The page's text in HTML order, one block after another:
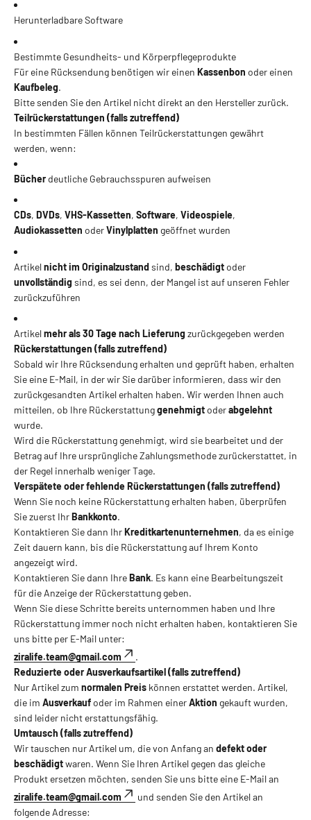
Herunterladbare Software
Bestimmte Gesundheits- und Körperpflegeprodukte
Für eine Rücksendung benötigen wir einen Kassenbon oder einen
Kaufbeleg.
Bitte senden Sie den Artikel nicht direkt an den Hersteller zurück.
Teilrückerstattungen (falls zutreffend)
In bestimmten Fällen können Teilrückerstattungen gewährt
werden, wenn:
Bücherdeutliche Gebrauchsspuren aufweisen
CDs, DVDs, VHS-Kassetten, Software, Videospiele,
Audiokassetten oderVinylplatten geöffnet wurden
Artikelnicht im Originalzustandsind, beschädigtoder
unvollständig sind, es sei denn, der Mangel ist auf unseren Fehler
zurückzuführen
Artikelmehr als 30 Tage nach Lieferung zurückgegeben werden
Rückerstattungen (falls zutreffend)
Sobald wir Ihre Rücksendung erhalten und geprüft haben, erhalten
Sie eine E-Mail, in der wir Sie darüber informieren, dass wir den
zurückgesandten Artikel erhalten haben. Wir werden Ihnen auch
mitteilen, ob Ihre Rückerstattunggenehmigtoderabgelehnt
wurde.
Wird die Rückerstattung genehmigt, wird sie bearbeitet und der
Betrag auf Ihre ursprüngliche Zahlungsmethode zurückerstattet, in
der Regel innerhalb weniger Tage.
Verspätete oder fehlende Rückerstattungen (falls zutreffend)
Wenn Sie noch keine Rückerstattung erhalten haben, überprüfen
Sie zuerst IhrBankkonto.
Kontaktieren Sie dann IhrKreditkartenunternehmen, da es einige
Zeit dauern kann, bis die Rückerstattung auf Ihrem Konto
angezeigt wird.
Kontaktieren Sie dann IhreBank. Es kann eine Bearbeitungszeit
für die Anzeige der Rückerstattung geben.
Wenn Sie diese Schritte bereits unternommen haben und Ihre
Rückerstattung immer noch nicht erhalten haben, kontaktieren Sie
uns bitte per E-Mail unter:
ziralife.team@gmail.com
.
Reduzierte oder Ausverkaufsartikel (falls zutreffend)
Nur Artikel zum normalen Preis können erstattet werden. Artikel,
die im Ausverkaufoder im Rahmen einerAktion gekauft wurden,
sind leider nicht erstattungsfähig.
Umtausch (falls zutreffend)
Wir tauschen nur Artikel um, die von Anfang an defekt oder
beschädigtwaren. Wenn Sie Ihren Artikel gegen das gleiche
Produkt ersetzen möchten, senden Sie uns bitte eine E-Mail an
ziralife.team@gmail.com
und senden Sie den Artikel an
folgende Adresse: